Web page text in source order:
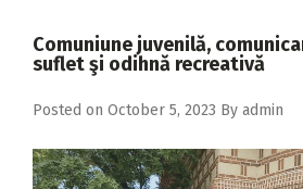
2017
2014
Comuniune juvenilă,
suflet şi odihnă recreativă
Posted on October 5, 2023 By admin